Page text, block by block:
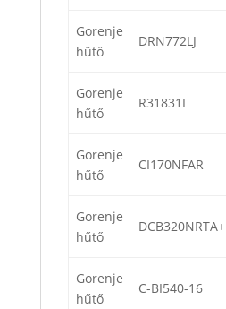
Gorenje
hűtő
DRN772LJ
Gorenje
hűtő
R31831I
Gorenje
hűtő
CI170NFAR
Gorenje
hűtő
DCB320NRTA+
Gorenje
hűtő
C-BI540-16